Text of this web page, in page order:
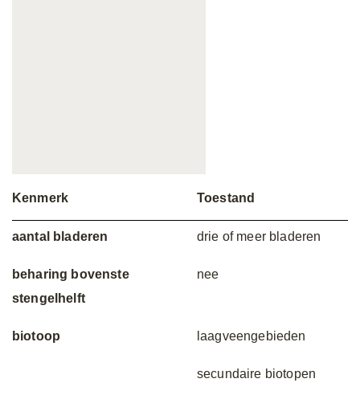
Kenmerk Toestand
aantal bladeren drie of meer bladeren
beharing bovenste
stengelhelft
nee
biotoop laagveengebieden
secundaire biotopen